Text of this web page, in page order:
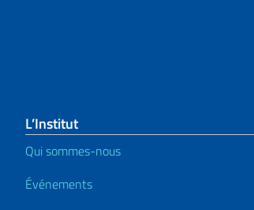
L’Institut
Qui sommes-nous
Événements